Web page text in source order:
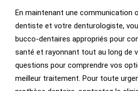
En maintenant une communication
dentiste et votre denturologiste,
bucco-dentaires appropriés pour
santé et rayonnant tout au long de
questions pour comprendre vos
meilleur traitement. Pour toute